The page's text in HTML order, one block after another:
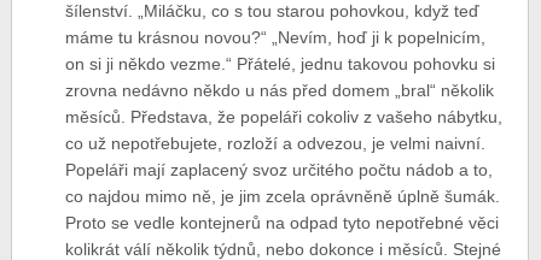
šílenství. „Miláčku, co s tou starou pohovkou, když teď
máme tu krásnou novou?“ „Nevím, hoď ji k popelnicím,
on si ji někdo vezme.“ Přátelé, jednu takovou pohovku si
zrovna nedávno někdo u nás před domem „bral“ několik
měsíců. Představa, že popeláři cokoliv z vašeho nábytku,
co už nepotřebujete, rozloží a odvezou, je velmi naivní.
Popeláři mají zaplacený svoz určitého počtu nádob a to,
co najdou mimo ně, je jim zcela oprávněně úplně šumák.
Proto se vedle kontejnerů na odpad tyto nepotřebné věci
kolikrát válí několik týdnů, nebo dokonce i měsíců. Stejné